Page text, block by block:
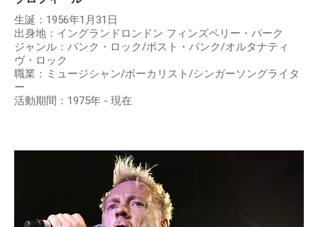
生誕：1956年1月31日
出身地：イングランドロンドン フィンズベリー・パーク
ジャンル：パンク・ロック/ポスト・パンク/オルタナティ
ヴ・ロック
職業：ミュージシャン/ボーカリスト/シンガーソングライタ
ー
活動期間：1975年 - 現在